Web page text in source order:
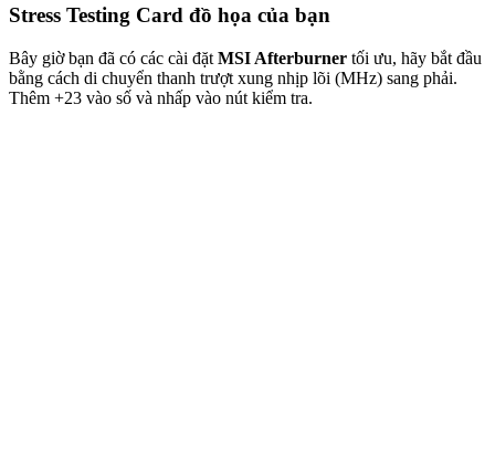
Stress Testing Card đồ họa của bạn
Bây giờ bạn đã có các cài đặt MSI Afterburner tối ưu, hãy bắt đầu
bằng cách di chuyển thanh trượt xung nhịp lõi (MHz) sang phải.
Thêm +23 vào số và nhấp vào nút kiểm tra.